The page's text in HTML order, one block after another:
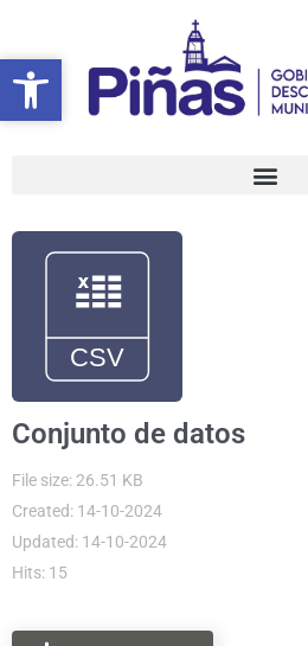
Abrir barra de herramientas
contenido
Conjunto de datos
File size: 26.51 KB
Created: 14-10-2024
Updated: 14-10-2024
Hits: 15
Abrir barra de herramientas